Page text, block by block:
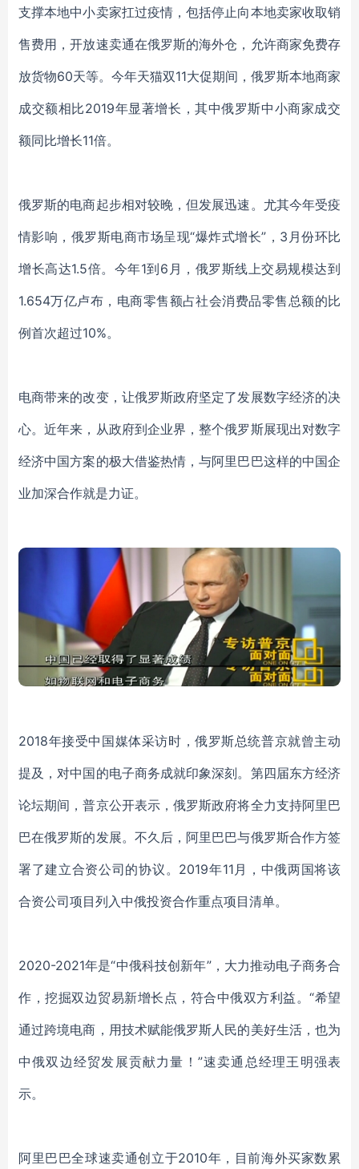
支撑本地中小卖家扛过疫情，包括停止向本地卖家收取销
售费用，开放速卖通在俄罗斯的海外仓，允许商家免费存
放货物60天等。今年天猫双11大促期间，俄罗斯本地商家
成交额相比2019年显著增长，其中俄罗斯中小商家成交
额同比增长11倍。
俄罗斯的电商起步相对较晚，但发展迅速。尤其今年受疫
情影响，俄罗斯电商市场呈现“爆炸式增长”，3月份环比
增长高达1.5倍。今年1到6月，俄罗斯线上交易规模达到
1.654万亿卢布，电商零售额占社会消费品零售总额的比
例首次超过10%。
电商带来的改变，让俄罗斯政府坚定了发展数字经济的决
心。近年来，从政府到企业界，整个俄罗斯展现出对数字
经济中国方案的极大借鉴热情，与阿里巴巴这样的中国企
业加深合作就是力证。
2018年接受中国媒体采访时，俄罗斯总统普京就曾主动
提及，对中国的电子商务成就印象深刻。 第四届东方经济
论坛期间，普京公开表示，俄罗斯政府将全力支持阿里巴
巴在俄罗斯的发展。 不久后，阿里巴巴与俄罗斯合作方签
署了建立合资公司的协议。 2019年11月，中俄两国将该
合资公司项目列入中俄投资合作重点项目清单。
2020-2021年是“中俄科技创新年”，大力推动电子商务合
作，挖掘双边贸易新增长点，符合中俄双方利益。“希望
通过跨境电商，用技术赋能俄罗斯人民的美好生活，也为
中俄双边经贸发展贡献力量！”速卖通总经理王明强表
示。
阿里巴巴全球速卖通创立于2010年，目前海外买家数累